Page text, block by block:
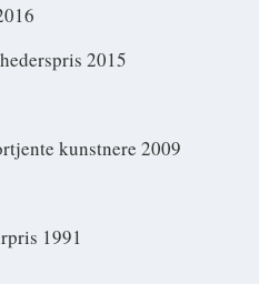
2015
kunstnere 2009
1991